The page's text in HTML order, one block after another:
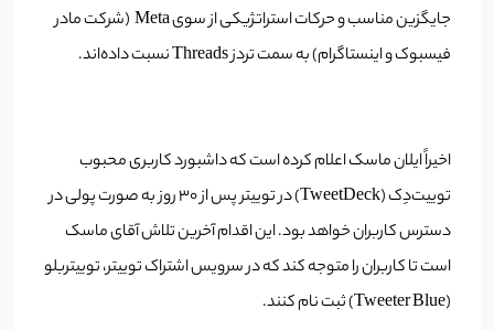
جایگزین مناسب و حرکات استراتژیکی از سوی Meta (شرکت مادر
فیسبوک و اینستاگرام) به سمت تردز Threads نسبت داده‌اند.
اخیراً ایلان ماسک اعلام کرده است که داشبورد کاربری محبوب
توییت‌دِک (TweetDeck) در توییتر پس از ۳۰ روز به صورت پولی در
دسترس کاربران خواهد بود. این اقدام آخرین تلاش آقای ماسک
است تا کاربران را متوجه کند که در سرویس اشتراک توییتر، توییتربلو
(Tweeter Blue) ثبت نام کنند.